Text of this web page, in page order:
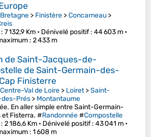
Bretagne > Finistère >Concarneau >
: 7 132,9 Km • Dénivelé positif: 44 603 m •
: 2 433 m
de Saint-Jacques-de-
de Saint-Germain-des-
Finisterre
Centre-Val de Loire > Loiret>Saint-
Prés > Montantaume
En aller simple entre Saint-Germain-
Fisterra. #Randonnée#Compostelle
: 2 186,6 Km • Dénivelé positif: 43 041 m •
: 1 608 m